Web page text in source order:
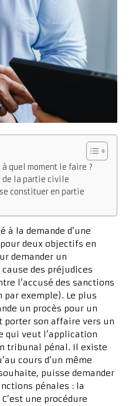
quel moment le faire ?
de la partie civile
constituer en partie
à la demande d’une
deux objectifs en
demander un
des préjudices
l’accusé des sanctions
par exemple). Le plus
un procès pour un
porter son affaire vers un
qui veut l’application
tribunal pénal. Il existe
cours d’un même
puisse demander
pénales : la
une procédure